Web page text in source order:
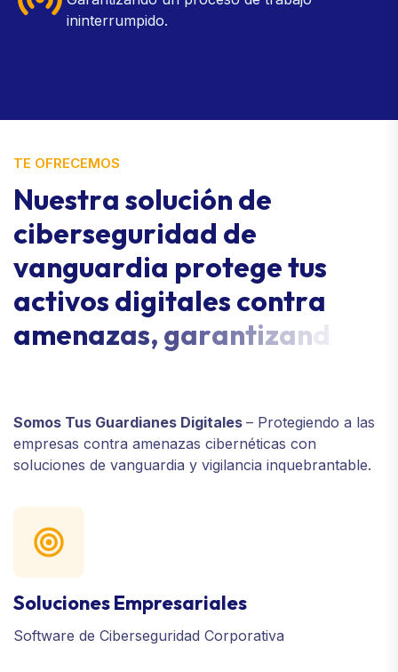
ininterrumpido.
TE OFRECEMOS
Nuestra solución de
ciberseguridad de
vanguardia protegetus
activos digitales contra
amenazas, garantizan
Somos Tus Guardianes Digitales – Protegiendo a las
empresas contra amenazas cibernéticas con
soluciones de vanguardia y vigilancia inquebrantable.
Soluciones Empresariales
Software de Ciberseguridad Corporativa